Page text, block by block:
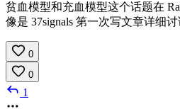
贫血模型和充血模型这个话题在
像是 37signals 第一次写文章详细讨
0
0
1